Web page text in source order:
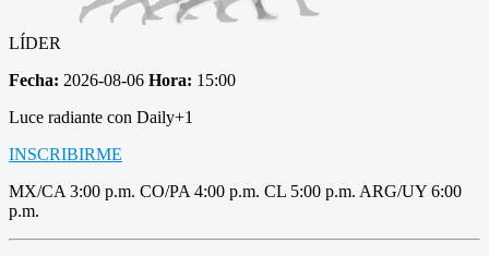
LÍDER
Fecha: 2026-08-06 Hora: 15:00
Luce radiante con Daily+1
INSCRIBIRME
MX/CA 3:00 p.m. CO/PA 4:00 p.m. CL 5:00 p.m. ARG/UY 6:00
p.m.